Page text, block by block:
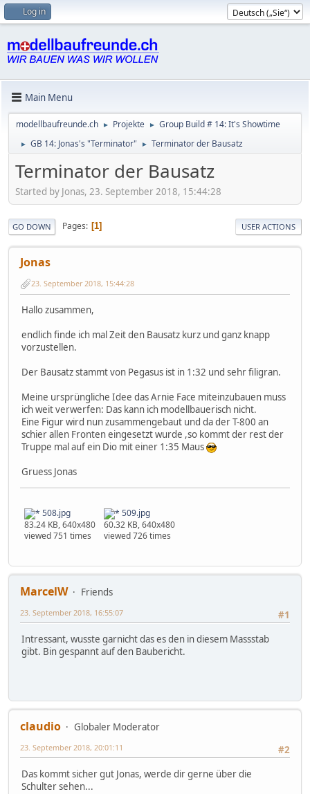
Log in
Main Menu
modellbaufreunde.ch ► Projekte ► Group Build # 14: It's Showtime
► GB 14: Jonas's "Terminator" ► Terminator der Bausatz
Terminator der Bausatz
Started by Jonas, 23. September 2018, 15:44:28
GO DOWN Pages 1 USER ACTIONS
Jonas
23. September 2018, 15:44:28
Hallo zusammen,
endlich finde ich mal Zeit den Bausatz kurz und ganz knapp
vorzustellen.
Der Bausatz stammt von Pegasus ist in 1:32 und sehr filigran.
Meine ursprüngliche Idee das Arnie Face miteinzubauen muss
ich weit verwerfen: Das kann ich modellbauerisch nicht.
Eine Figur wird nun zusammengebaut und da der T-800 an
schier allen Fronten eingesetzt wurde ,so kommt der rest der
Truppe mal auf ein Dio mit einer 1:35 Maus
Gruess Jonas
508.jpg
83.24 KB, 640x480
viewed 751 times
509.jpg
60.32 KB, 640x480
viewed 726 times
MarcelW
Friends
#1
23. September 2018, 16:55:07
Intressant, wusste garnicht das es den in diesem Massstab
gibt. Bin gespannt auf den Baubericht.
claudio
Globaler Moderator
#2
23. September 2018, 20:01:11
Das kommt sicher gut Jonas, werde dir gerne über die
Schulter sehen...